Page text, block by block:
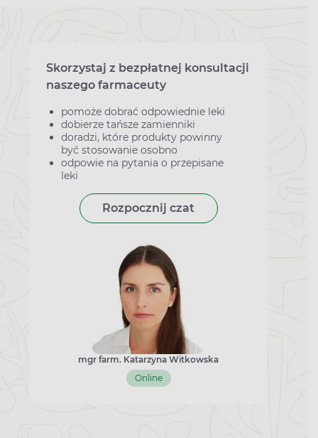
Skorzystaj z bezpłatnej konsultacji
naszego farmaceuty
pomoże dobrać odpowiednie leki
dobierze tańsze zamienniki
doradzi, które produkty powinny
być stosowanie osobno
odpowie na pytania o przepisane
leki
Rozpocznij czat
mgr farm. Katarzyna Witkowska
Online